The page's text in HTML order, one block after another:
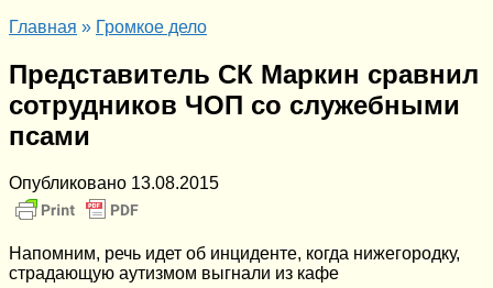
Главная » Громкое дело
Представитель СК Маркин сравнил
сотрудников ЧОП со служебными
псами
Опубликовано 13.08.2015
Напомним, речь идет об инциденте, когда нижегородку,
страдающую аутизмом выгнали из кафе